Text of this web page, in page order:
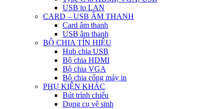
USB to LAN
CARD – USB ÂM THANH
Card âm thanh
USB âm thanh
BỘ CHIA TÍN HIỆU
Hub chia USB
Bộ chia HDMI
Bộ chia VGA
Bộ chia cổng máy in
PHỤ KIỆN KHÁC
Bút trình chiếu
Dụng cụ vệ sinh